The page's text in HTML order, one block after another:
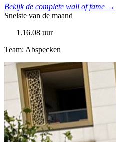
Bekijk de complete wall of fame →
Snelste van de maand
1.16.08 uur
Team: Abspecken